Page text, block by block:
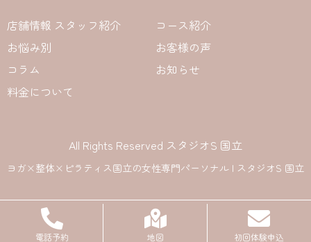
店舗情報 スタッフ紹介
コース紹介
お悩み別
お客様の声
コラム
お知らせ
料金について
All Rights Reserved スタジオS 国立
ヨガ×整体×ピラティス国立の女性専門パーソナル | スタジオS 国立
電話予約 地図 初回体験申込